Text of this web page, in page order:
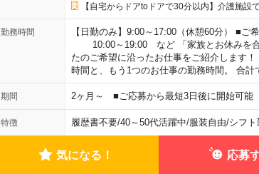
【自宅からドアtoドアで30分以内】介護施設
勤務時間
【日勤のみ】9:00～17:00（休憩60分） ■ご
10:00～19:00 など 「家族とお休みを合
たのご希望に沿ったお仕事をご紹介します
時間と、もう1つのお仕事の勤務時間。 合
期間 2ヶ月～ ■ご応募から最短3日後に開始可能
特徴 履歴書不要/40～50代活躍中/服装自由/シフト
気になる！ 応募